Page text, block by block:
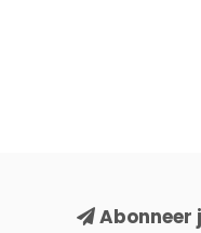
Abonneer